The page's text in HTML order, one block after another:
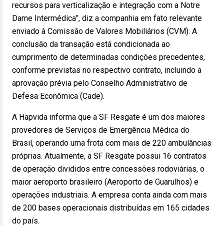
recursos para verticalização e integração com a Notre
Dame Intermédica”, diz a companhia em fato relevante
enviado à Comissão de Valores Mobiliários (CVM). A
conclusão da transação está condicionada ao
cumprimento de determinadas condições precedentes,
conforme previstas no respectivo contrato, incluindo a
aprovação prévia pelo Conselho Administrativo de
Defesa Econômica (Cade).
A Hapvida informa que a SF Resgate é um dos maiores
provedores de Serviços de Emergência Médica do
Brasil, operando uma frota com mais de 220 ambulâncias
próprias. Atualmente, a SF Resgate possui 16 contratos
de operação divididos entre concessões rodoviárias, o
maior aeroporto brasileiro (Aeroporto de Guarulhos) e
operações industriais. A empresa conta ainda com mais
de 200 bases operacionais distribuídas em 165 cidades
do país.